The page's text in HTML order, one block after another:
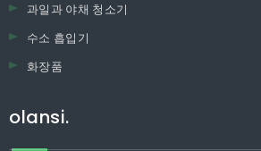
과일과 야채 청소기
수소 흡입기
화장품
olansi.